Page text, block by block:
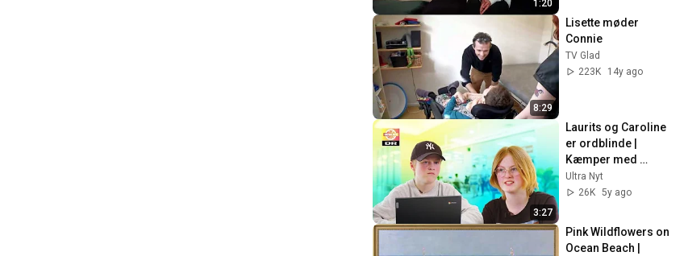
1:20
8:29
Lisette møder
Connie
TV Glad
223K
14y ago
3:27
Laurits og Caroline
er ordblinde |
Kæmper med
hjemmeskole
Ultra Nyt
26K 5y ago
Pink Wildflowers on
Ocean Beach |